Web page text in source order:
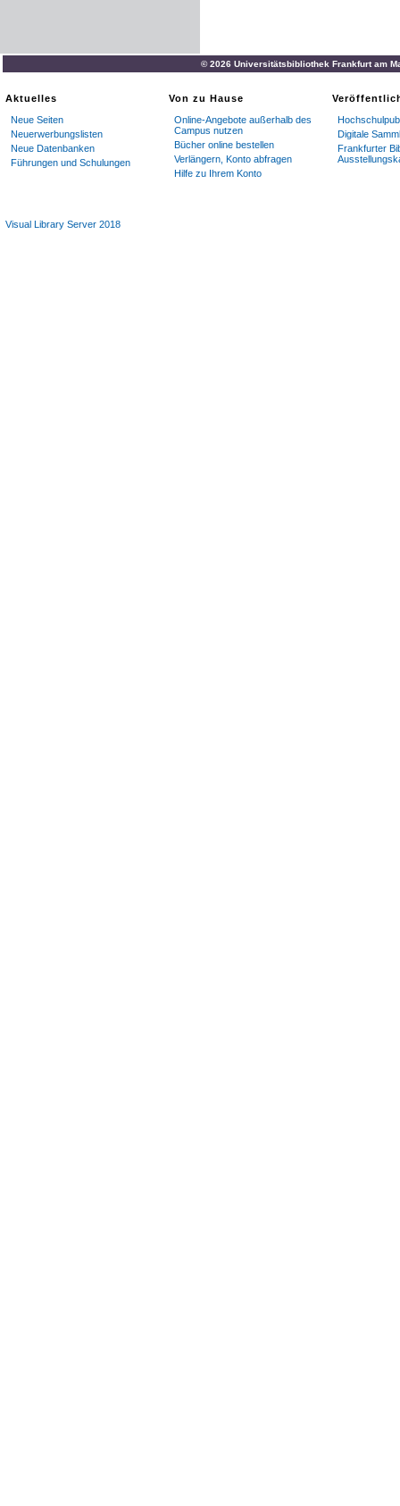
© 2026 Universitätsbibliothek Frankfurt am
Aktuelles
Neue Seiten
Neuerwerbungslisten
Neue Datenbanken
Führungen und Schulungen
Von zu Hause
Online-Angebote außerhalb des
Campus nutzen
Bücher online bestellen
Verlängern, Konto abfragen
Hilfe zu Ihrem Konto
Digitale
Frankfurter
Visual Library Server 2018